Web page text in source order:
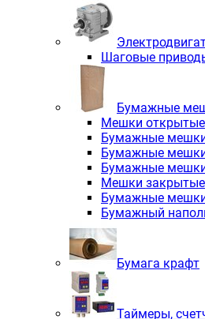
Шаговые
Бумажные
Мешки открытые
Бумажные
Бумажные
Бумажные
Мешки закрытые
Бумажные мешки
Бумажный
Бумага крафт
Таймеры,